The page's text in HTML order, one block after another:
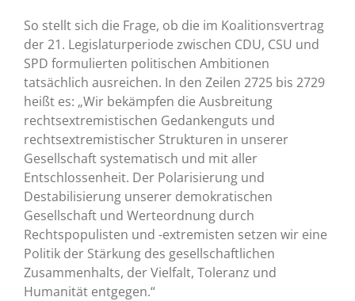
So stellt sich die Frage, ob die im Koalitionsvertrag
der 21. Legislaturperiode zwischen CDU, CSU und
SPD formulierten politischen Ambitionen
tatsächlich ausreichen. In den Zeilen 2725 bis 2729
heißt es: „Wir bekämpfen die Ausbreitung
rechtsextremistischen Gedankenguts und
rechtsextremistischer Strukturen in unserer
Gesellschaft systematisch und mit aller
Entschlossenheit. Der Polarisierung und
Destabilisierung unserer demokratischen
Gesellschaft und Werteordnung durch
Rechtspopulisten und -extremisten setzen wir eine
Politik der Stärkung des gesellschaftlichen
Zusammenhalts, der Vielfalt, Toleranz und
Humanität entgegen.“